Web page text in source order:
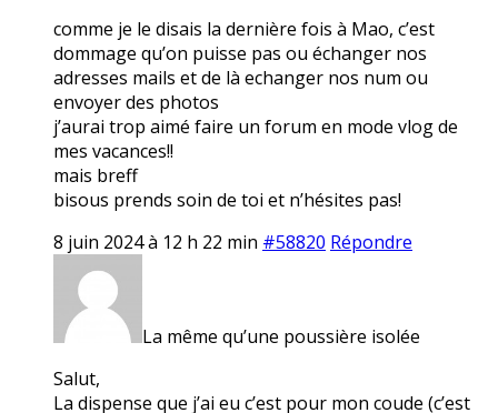
comme je le disais la dernière fois à Mao, c’est
dommage qu’on puisse pas ou échanger nos
adresses mails et de là echanger nos num ou
envoyer des photos
j’aurai trop aimé faire un forum en mode vlog de
mes vacances!!
mais breff
bisous prends soin de toi et n’hésites pas!
8 juin 2024 à 12 h 22 min #58820 Répondre
La même qu’une poussière isolée
Salut,
La dispense que j’ai eu c’est pour mon coude (c’est